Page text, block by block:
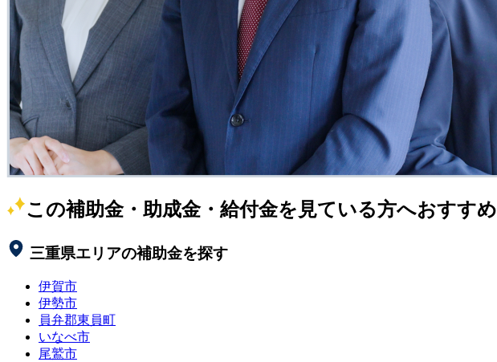
この補助金・助成金・給付金を見ている方へおすすめ
三重県エリアの補助金を探す
伊賀市
伊勢市
員弁郡東員町
いなべ市
尾鷲市